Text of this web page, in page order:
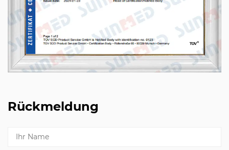
Rückmeldung